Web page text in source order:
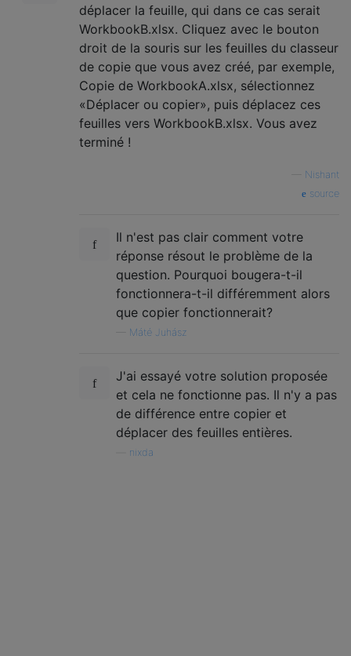
déplacer la feuille, qui dans ce cas serait
WorkbookB.xlsx. Cliquez avec le bouton
droit de la souris sur les feuilles du classeur
de copie que vous avez créé, par exemple,
Copie de WorkbookA.xlsx, sélectionnez
«Déplacer ou copier», puis déplacez ces
feuilles vers WorkbookB.xlsx. Vous avez
terminé !
Nishant
source
Il n'est pas clair comment votre
réponse résout le problème de la
question. Pourquoi bougera-t-il
fonctionnera-t-il différemment alors
que copier fonctionnerait?
Máté Juhász
J'ai essayé votre solution proposée
et cela ne fonctionne pas. Il n'y a pas
de différence entre copier et
déplacer des feuilles entières.
nixda